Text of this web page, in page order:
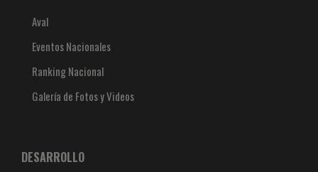
Aval
Eventos Nacionales
Ranking Nacional
Galería de Fotos y Videos
DESARROLLO